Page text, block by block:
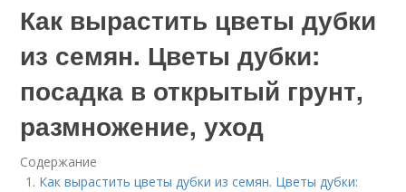
Как вырастить цветы дубки
из семян. Цветы дубки:
посадка в открытый грунт,
размножение, уход
Содержание
Как вырастить цветы дубки из семян. Цветы дубки: